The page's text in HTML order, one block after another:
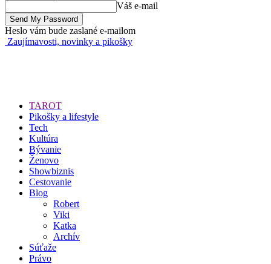
Váš e-mail
Heslo vám bude zaslané e-mailom
Zaujímavosti, novinky a pikošky
TAROT
Pikošky a lifestyle
Tech
Kultúra
Bývanie
Ženovo
Showbiznis
Cestovanie
Blog
Robert
Viki
Katka
Archív
Súťaže
Právo